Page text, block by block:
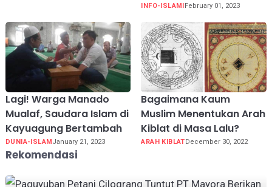
INFO-ISLAMIFebruary 01, 2023
Lagi! Warga Manado
Mualaf, Saudara Islam di
Kayuagung Bertambah
DUNIA-ISLAMJanuary 21, 2023
Bagaimana Kaum
Muslim Menentukan Arah
Kiblat di Masa Lalu?
ARAH KIBLATDecember 30, 2022
Rekomendasi